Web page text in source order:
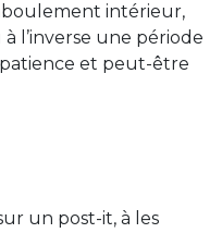
intérieur,
l’inverse une période
et peut-être
un post-it, à les